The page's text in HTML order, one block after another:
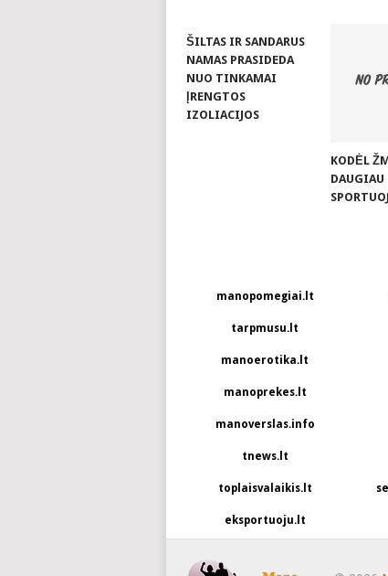
ŠILTAS IR SANDARUS
NAMAS PRASIDEDA
NUO TINKAMAI
ĮRENGTOS
IZOLIACIJOS
KODĖL
DAUGIAU
manopomegiai.lt
tarpmusu.lt
manoerotika.lt
manoprekes.lt
manoverslas.info
tnews.lt
toplaisvalaikis.lt
eksportuoju.lt